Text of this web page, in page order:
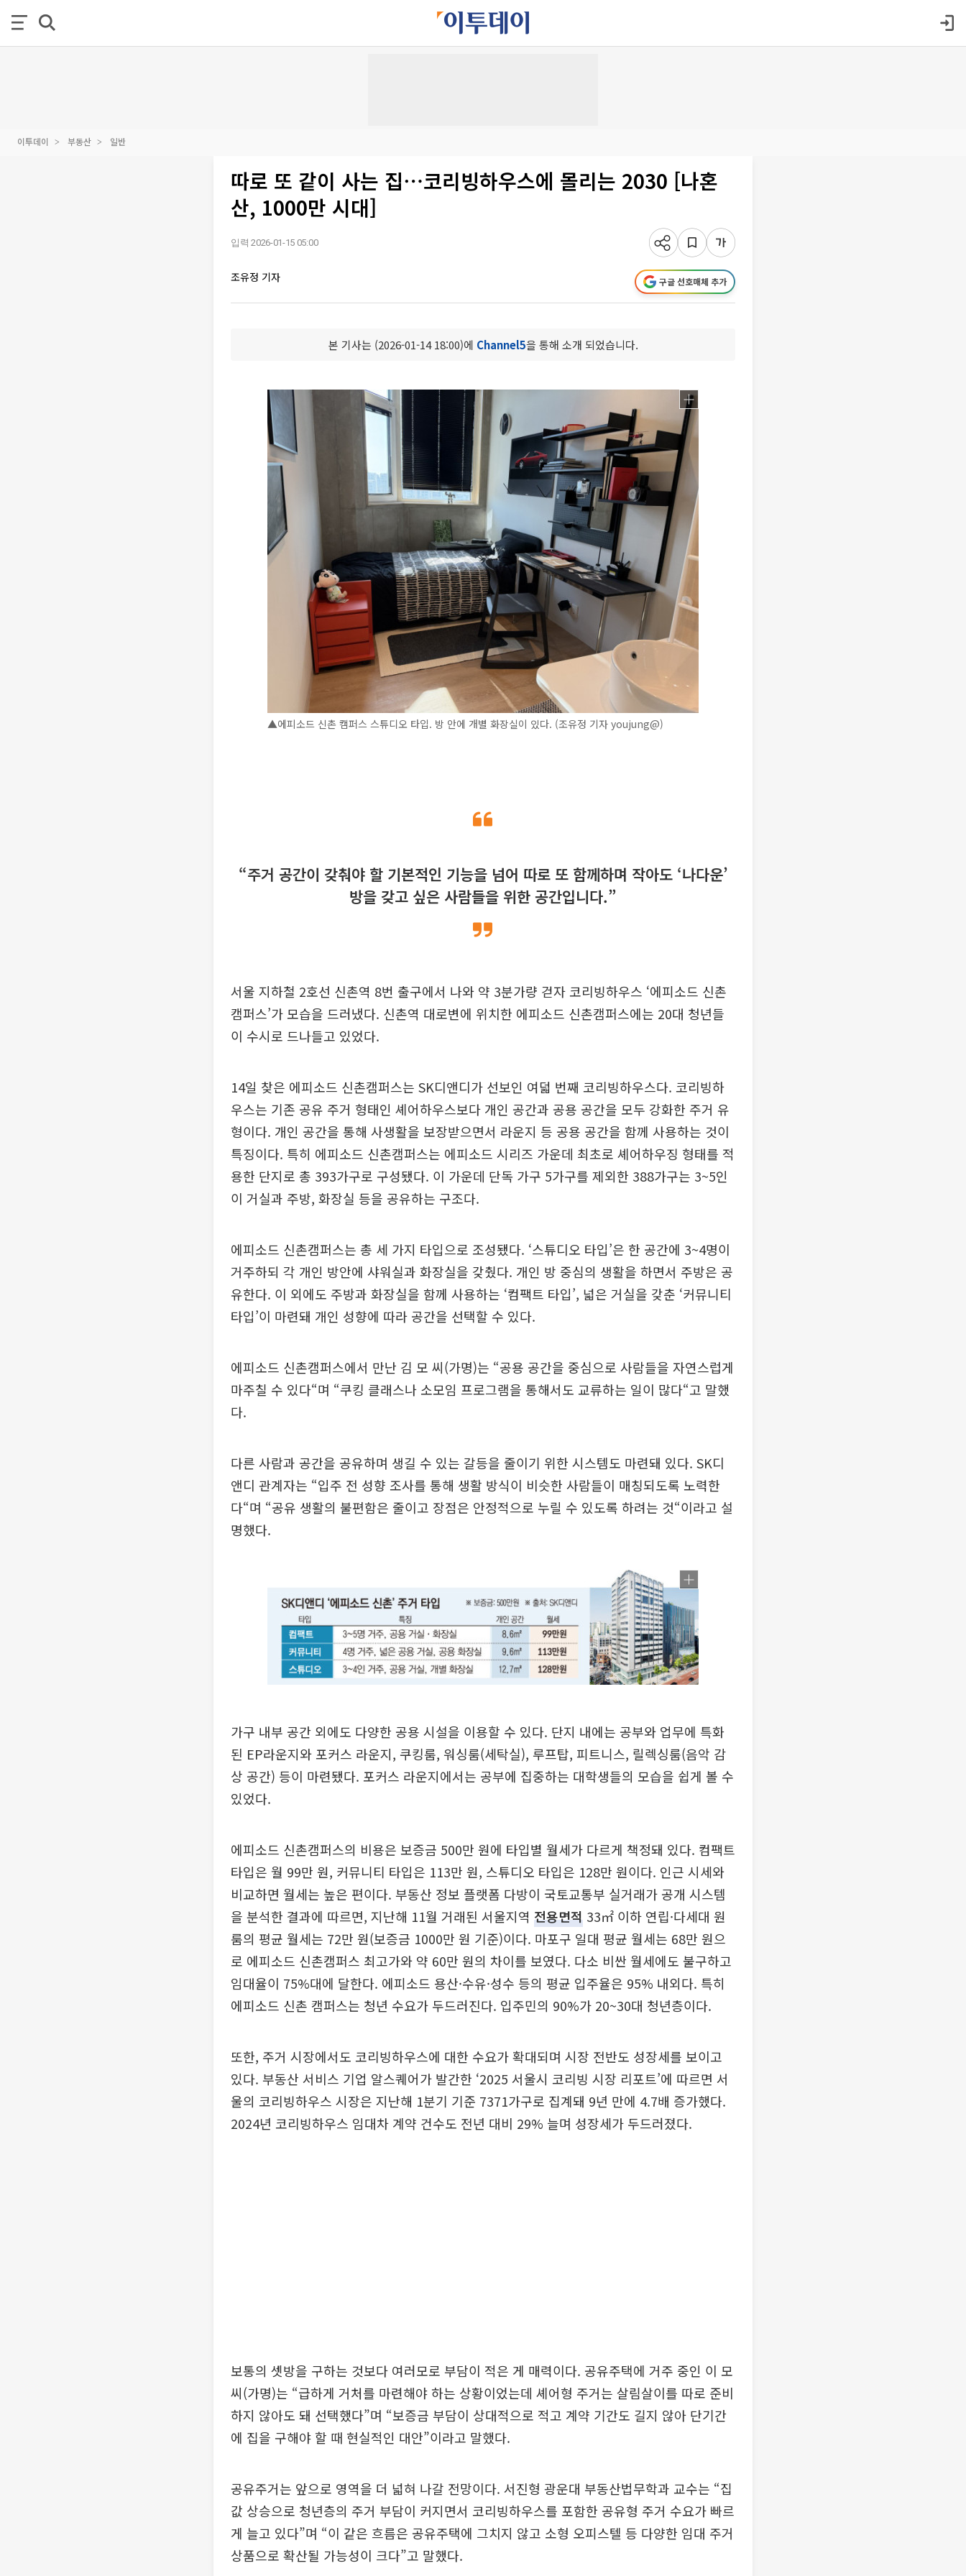
이투데이 부동산 일반
따로 또 같이 사는 집⋯코리빙하우스에 몰리는 2030 [나혼
산, 1000만 시대]
입력 2026-01-15 05:00
조유정 기자 구글 선호매체 추가
본 기사는 (2026-01-14 18:00)에 Channel5을 통해 소개 되었습니다.
▲에피소드 신촌 캠퍼스 스튜디오 타입. 방 안에 개별 화장실이 있다. (조유정 기자 youjung@)
“주거 공간이 갖춰야 할 기본적인 기능을 넘어 따로 또 함께하며 작아도 ‘나다운’
방을 갖고 싶은 사람들을 위한 공간입니다.”
서울 지하철 2호선 신촌역 8번 출구에서 나와 약 3분가량 걷자 코리빙하우스 ‘에피소드 신촌
캠퍼스’가 모습을 드러냈다. 신촌역 대로변에 위치한 에피소드 신촌캠퍼스에는 20대 청년들
이 수시로 드나들고 있었다.
14일 찾은 에피소드 신촌캠퍼스는 SK디앤디가 선보인 여덟 번째 코리빙하우스다. 코리빙하
우스는 기존 공유 주거 형태인 셰어하우스보다 개인 공간과 공용 공간을 모두 강화한 주거 유
형이다. 개인 공간을 통해 사생활을 보장받으면서 라운지 등 공용 공간을 함께 사용하는 것이
특징이다. 특히 에피소드 신촌캠퍼스는 에피소드 시리즈 가운데 최초로 셰어하우징 형태를 적
용한 단지로 총 393가구로 구성됐다. 이 가운데 단독 가구 5가구를 제외한 388가구는 3~5인
이 거실과 주방, 화장실 등을 공유하는 구조다.
에피소드 신촌캠퍼스는 총 세 가지 타입으로 조성됐다. ‘스튜디오 타입’은 한 공간에 3~4명이
거주하되 각 개인 방안에 샤워실과 화장실을 갖췄다. 개인 방 중심의 생활을 하면서 주방은 공
유한다. 이 외에도 주방과 화장실을 함께 사용하는 ‘컴팩트 타입’, 넓은 거실을 갖춘 ‘커뮤니티
타입’이 마련돼 개인 성향에 따라 공간을 선택할 수 있다.
에피소드 신촌캠퍼스에서 만난 김 모 씨(가명)는 “공용 공간을 중심으로 사람들을 자연스럽게
마주칠 수 있다“며 “쿠킹 클래스나 소모임 프로그램을 통해서도 교류하는 일이 많다“고 말했
다.
다른 사람과 공간을 공유하며 생길 수 있는 갈등을 줄이기 위한 시스템도 마련돼 있다. SK디
앤디 관계자는 “입주 전 성향 조사를 통해 생활 방식이 비슷한 사람들이 매칭되도록 노력한
다“며 “공유 생활의 불편함은 줄이고 장점은 안정적으로 누릴 수 있도록 하려는 것“이라고 설
명했다.
가구 내부 공간 외에도 다양한 공용 시설을 이용할 수 있다. 단지 내에는 공부와 업무에 특화
된 EP라운지와 포커스 라운지, 쿠킹룸, 워싱룸(세탁실), 루프탑, 피트니스, 릴렉싱룸(음악 감
상 공간) 등이 마련됐다. 포커스 라운지에서는 공부에 집중하는 대학생들의 모습을 쉽게 볼 수
있었다.
에피소드 신촌캠퍼스의 비용은 보증금 500만 원에 타입별 월세가 다르게 책정돼 있다. 컴팩트
타입은 월 99만 원, 커뮤니티 타입은 113만 원, 스튜디오 타입은 128만 원이다. 인근 시세와
비교하면 월세는 높은 편이다. 부동산 정보 플랫폼 다방이 국토교통부 실거래가 공개 시스템
을 분석한 결과에 따르면, 지난해 11월 거래된 서울지역 전용면적 33㎡ 이하 연립·다세대 원
룸의 평균 월세는 72만 원(보증금 1000만 원 기준)이다. 마포구 일대 평균 월세는 68만 원으
로 에피소드 신촌캠퍼스 최고가와 약 60만 원의 차이를 보였다. 다소 비싼 월세에도 불구하고
임대율이 75%대에 달한다. 에피소드 용산·수유·성수 등의 평균 입주율은 95% 내외다. 특히
에피소드 신촌 캠퍼스는 청년 수요가 두드러진다. 입주민의 90%가 20~30대 청년층이다.
또한, 주거 시장에서도 코리빙하우스에 대한 수요가 확대되며 시장 전반도 성장세를 보이고
있다. 부동산 서비스 기업 알스퀘어가 발간한 ‘2025 서울시 코리빙 시장 리포트’에 따르면 서
울의 코리빙하우스 시장은 지난해 1분기 기준 7371가구로 집계돼 9년 만에 4.7배 증가했다.
2024년 코리빙하우스 임대차 계약 건수도 전년 대비 29% 늘며 성장세가 두드러졌다.
보통의 셋방을 구하는 것보다 여러모로 부담이 적은 게 매력이다. 공유주택에 거주 중인 이 모
씨(가명)는 “급하게 거처를 마련해야 하는 상황이었는데 셰어형 주거는 살림살이를 따로 준비
하지 않아도 돼 선택했다”며 “보증금 부담이 상대적으로 적고 계약 기간도 길지 않아 단기간
에 집을 구해야 할 때 현실적인 대안”이라고 말했다.
공유주거는 앞으로 영역을 더 넓혀 나갈 전망이다. 서진형 광운대 부동산법무학과 교수는 “집
값 상승으로 청년층의 주거 부담이 커지면서 코리빙하우스를 포함한 공유형 주거 수요가 빠르
게 늘고 있다”며 “이 같은 흐름은 공유주택에 그치지 않고 소형 오피스텔 등 다양한 임대 주거
상품으로 확산될 가능성이 크다”고 말했다.